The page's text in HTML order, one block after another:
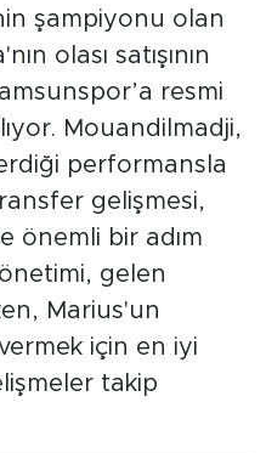
şampiyonu olan
olası satışının
resmi
Mouandilmadji,
performansla
gelişmesi,
önemli bir adım
gelen
Marius'un
için en iyi
takip